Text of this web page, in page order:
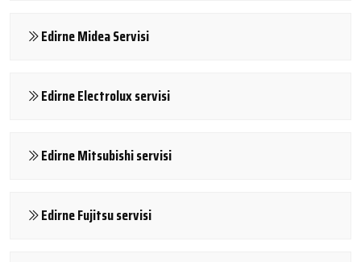
Edirne Midea Servisi
Edirne Electrolux servisi
Edirne Mitsubishi servisi
Edirne Fujitsu servisi